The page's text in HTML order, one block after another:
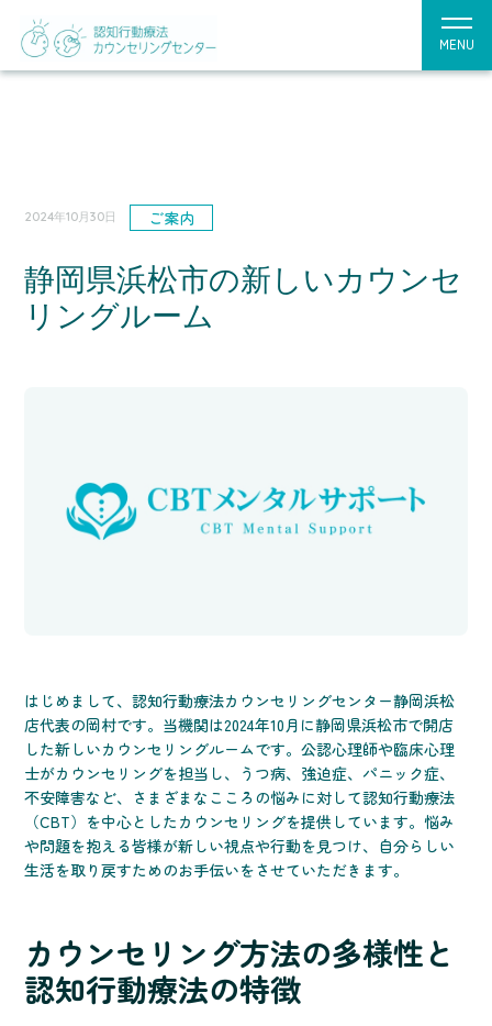
MENU
2024年10月30日 ご案内
静岡県浜松市の新しいカウンセ
リングルーム
はじめまして、認知行動療法カウンセリングセンター静岡浜松
店代表の岡村です。当機関は2024年10月に静岡県浜松市で開店
した新しいカウンセリングルームです。公認心理師や臨床心理
士がカウンセリングを担当し、うつ病、強迫症、パニック症、
不安障害など、さまざまなこころの悩みに対して認知行動療法
（CBT）を中心としたカウンセリングを提供しています。悩み
や問題を抱える皆様が新しい視点や行動を見つけ、自分らしい
生活を取り戻すためのお手伝いをさせていただきます。
カウンセリング方法の多様性と
認知行動療法の特徴